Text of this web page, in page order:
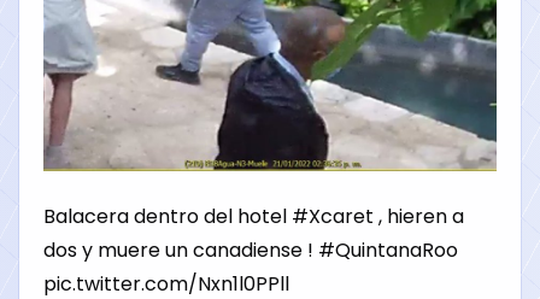
Balacera dentro del hotel #Xcaret , hieren a
dos y muere un canadiense ! #QuintanaRoo
pic.twitter.com/Nxn1l0PPll